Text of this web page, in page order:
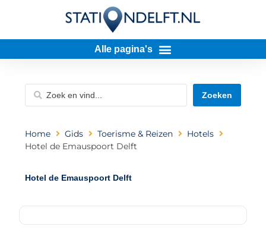
Zoeken
Home Gids Toerisme & Reizen
Hotels
Hotel de Emauspoort Delft
Hotel de Emauspoort Delft